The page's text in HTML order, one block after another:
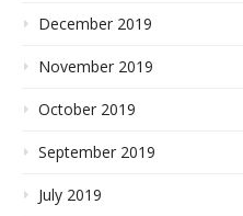
December 2019
November 2019
October 2019
September 2019
July 2019